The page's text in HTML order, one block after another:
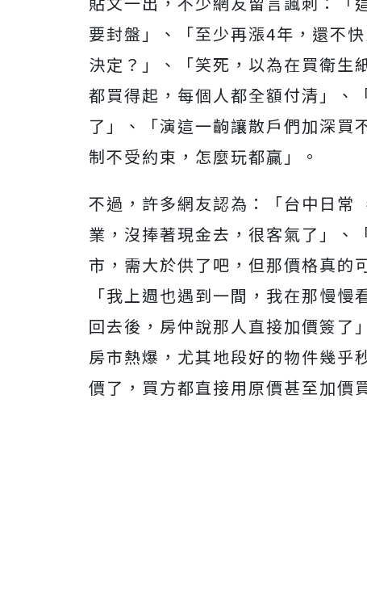
要封盤」、「至少再漲4年，還不
決定？」、「笑死，以為在買衛生
都買得起，每個人都全額付清」、
了」、「演這一齣讓散戶們加深買
制不受約束，怎麼玩都贏」。
不過，許多網友認為：「台中日常
業，沒捧著現金去，很客氣了」、
市，需大於供了吧，但那價格真的
「我上週也遇到一間，我在那慢
回去後，房仲說那人直接加價簽了
房市熱爆，尤其地段好的物件幾乎
價了，買方都直接用原價甚至加價